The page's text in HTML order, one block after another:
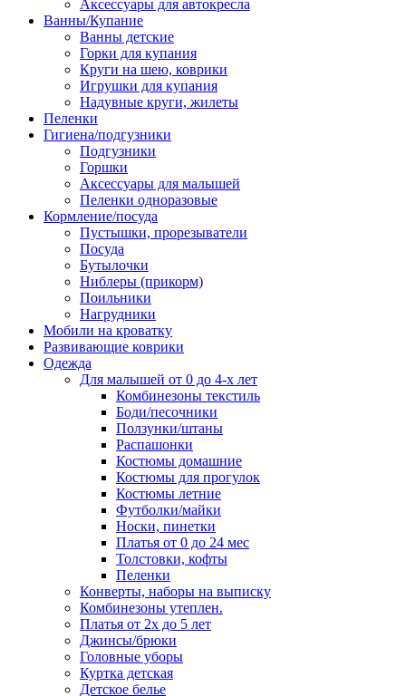
Аксессуары для автокресла
Ванны/Купание
Ванны детские
Горки для купания
Круги на шею, коврики
Игрушки для купания
Надувные круги, жилеты
Пеленки
Гигиена/подгузники
Подгузники
Горшки
Аксессуары для малышей
Пеленки одноразовые
Кормление/посуда
Пустышки, прорезыватели
Посуда
Бутылочки
Ниблеры (прикорм)
Поильники
Нагрудники
Мобили на кроватку
Развивающие коврики
Одежда
Для малышей от 0 до 4-х лет
Комбинезоны текстиль
Боди/песочники
Ползунки/штаны
Распашонки
Костюмы домашние
Костюмы для прогулок
Костюмы летние
Футболки/майки
Носки, пинетки
Платья от 0 до 24 мес
Толстовки, кофты
Пеленки
Конверты, наборы на выписку
Комбинезоны утеплен.
Платья от 2х до 5 лет
Джинсы/брюки
Головные уборы
Куртка детская
Детское белье